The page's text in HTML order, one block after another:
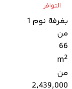
التوافر
بغرفة نوم 1
من
66
m2
من
2,439,000